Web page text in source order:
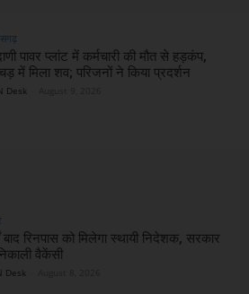
पावर प्लांट में कर्मचारी की मौत से हड़कंप,
में मिला शव; परिजनों ने किया प्रदर्शन
Desk
बाद रिनपास को मिलेगा स्थायी निदेशक, सरकार
वैकेंसी
Desk